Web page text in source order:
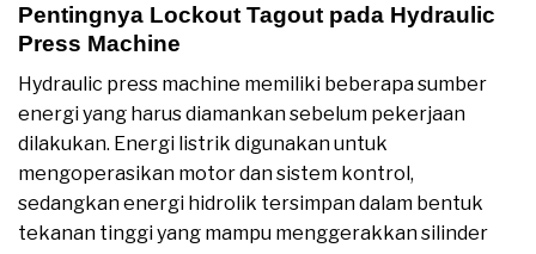
Pentingnya Lockout Tagout pada Hydraulic
Press Machine
Hydraulic press machine memiliki beberapa sumber
energi yang harus diamankan sebelum pekerjaan
dilakukan. Energi listrik digunakan untuk
mengoperasikan motor dan sistem kontrol,
sedangkan energi hidrolik tersimpan dalam bentuk
tekanan tinggi yang mampu menggerakkan silinder